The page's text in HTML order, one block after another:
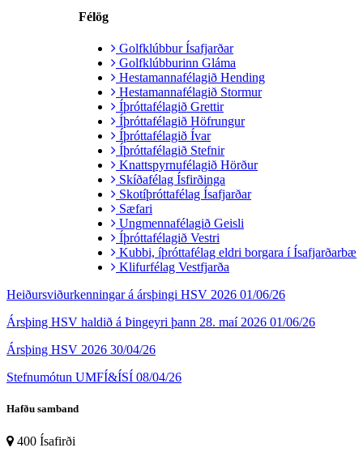
Félög
Golfklúbbur Ísafjarðar
Golfklúbburinn Gláma
Hestamannafélagið Hending
Hestamannafélagið Stormur
Íþróttafélagið Grettir
Íþróttafélagið Höfrungur
Íþróttafélagið Ívar
Íþróttafélagið Stefnir
Knattspyrnufélagið Hörður
Skíðafélag Ísfirðinga
Skotíþróttafélag Ísafjarðar
Sæfari
Ungmennafélagið Geisli
Íþróttafélagið Vestri
Kubbi, íþróttafélag eldri borgara í Ísafjarðarbæ
Klifurfélag Vestfjarða
Heiðursviðurkenningar á ársþingi HSV 2026 01/06/26
Ársþing HSV haldið á Þingeyri þann 28. maí 2026 01/06/26
Ársþing HSV 2026 30/04/26
Stefnumótun UMFÍ&ÍSÍ 08/04/26
Hafðu samband
400 Ísafirði